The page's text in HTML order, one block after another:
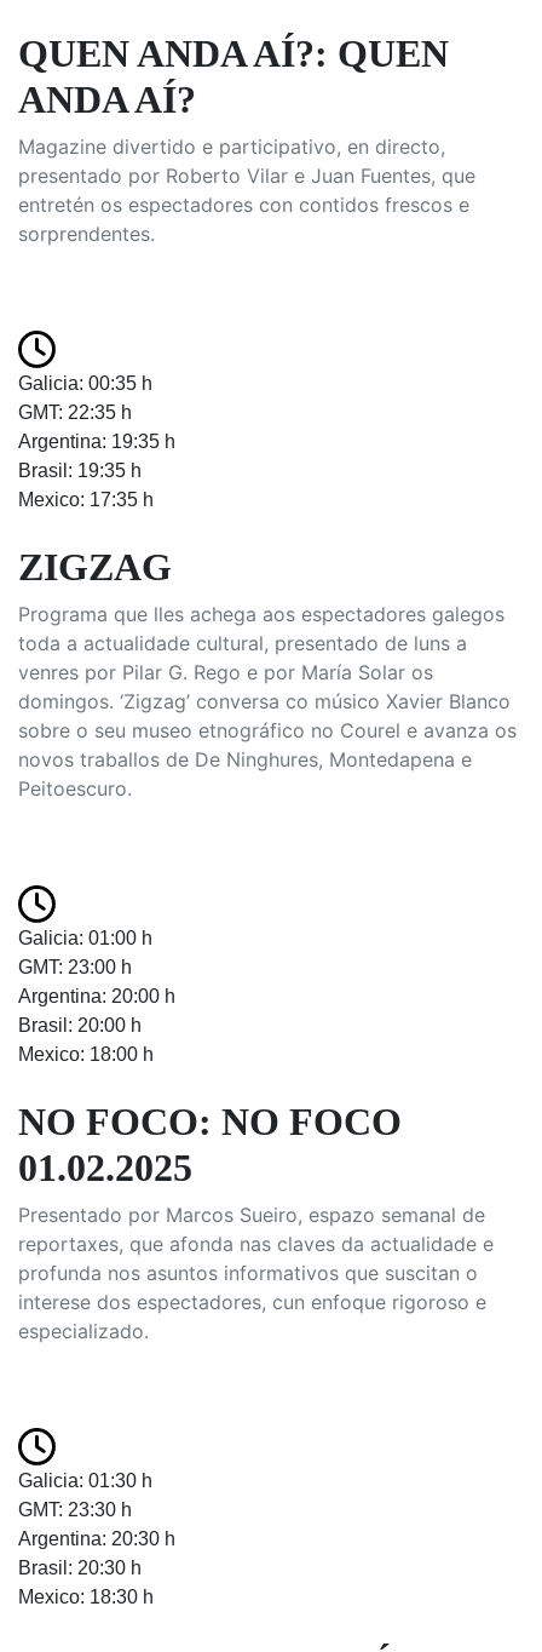
QUEN ANDA AÍ?: QUEN
ANDA AÍ?
Magazine divertido e participativo, en directo,
presentado por Roberto Vilar e Juan Fuentes, que
entretén os espectadores con contidos frescos e
sorprendentes.
Galicia: 00:35 h
GMT: 22:35 h
Argentina: 19:35 h
Brasil: 19:35 h
Mexico: 17:35 h
ZIGZAG
Programa que lles achega aos espectadores galegos
toda a actualidade cultural, presentado de luns a
venres por Pilar G. Rego e por María Solar os
domingos. ‘Zigzag’ conversa co músico Xavier Blanco
sobre o seu museo etnográfico no Courel e avanza os
novos traballos de De Ninghures, Montedapena e
Peitoescuro.
Galicia: 01:00 h
GMT: 23:00 h
Argentina: 20:00 h
Brasil: 20:00 h
Mexico: 18:00 h
NO FOCO: NO FOCO
01.02.2025
Presentado por Marcos Sueiro, espazo semanal de
reportaxes, que afonda nas claves da actualidade e
profunda nos asuntos informativos que suscitan o
interese dos espectadores, cun enfoque rigoroso e
especializado.
Galicia: 01:30 h
GMT: 23:30 h
Argentina: 20:30 h
Brasil: 20:30 h
Mexico: 18:30 h